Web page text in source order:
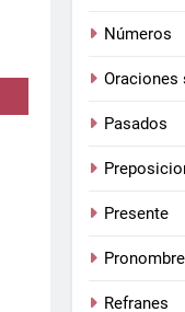
Números
Oraciones
Pasados
Presente
Refranes